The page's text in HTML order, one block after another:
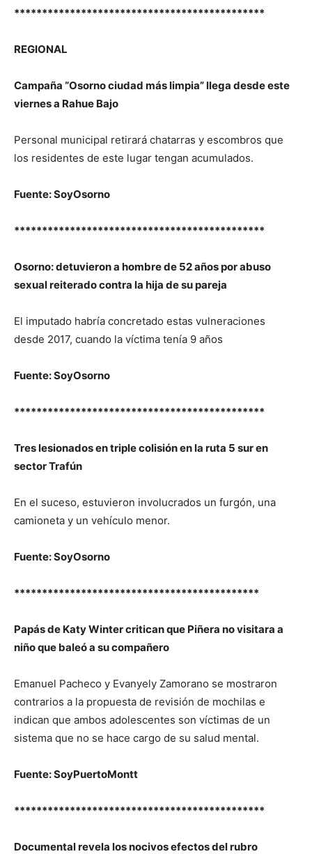
*********************************************
REGIONAL
Campaña “Osorno ciudad más limpia” llega desde este
viernes a Rahue Bajo
Personal municipal retirará chatarras y escombros que
los residentes de este lugar tengan acumulados.
Fuente: SoyOsorno
*********************************************
Osorno: detuvieron a hombre de 52 años por abuso
sexual reiterado contra la hija de su pareja
El imputado habría concretado estas vulneraciones
desde 2017, cuando la víctima tenía 9 años
Fuente: SoyOsorno
*********************************************
Tres lesionados en triple colisión en la ruta 5 sur en
sector Trafún
En el suceso, estuvieron involucrados un furgón, una
camioneta y un vehículo menor.
Fuente: SoyOsorno
********************************************
Papás de Katy Winter critican que Piñera no visitara a
niño que baleó a su compañero
Emanuel Pacheco y Evanyely Zamorano se mostraron
contrarios a la propuesta de revisión de mochilas e
indican que ambos adolescentes son víctimas de un
sistema que no se hace cargo de su salud mental.
Fuente: SoyPuertoMontt
*********************************************
Documental revela los nocivos efectos del rubro